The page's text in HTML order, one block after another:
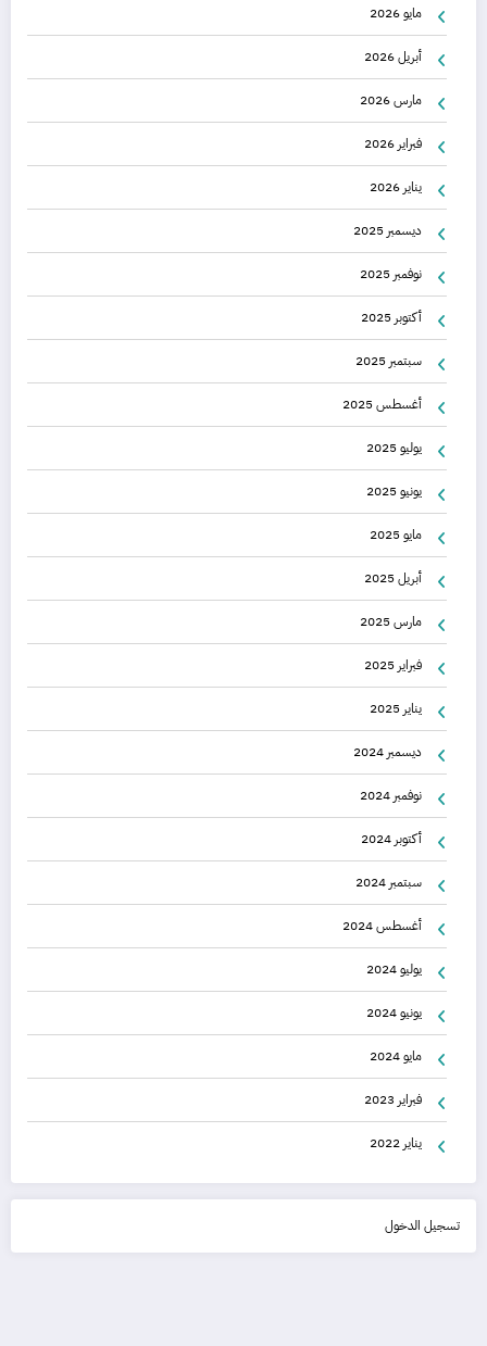
مايو 2026
أبريل 2026
مارس 2026
فبراير 2026
يناير 2026
ديسمبر 2025
نوفمبر 2025
أكتوبر 2025
سبتمبر 2025
أغسطس 2025
يوليو 2025
يونيو 2025
مايو 2025
أبريل 2025
مارس 2025
فبراير 2025
يناير 2025
ديسمبر 2024
نوفمبر 2024
أكتوبر 2024
سبتمبر 2024
أغسطس 2024
يوليو 2024
يونيو 2024
مايو 2024
فبراير 2023
يناير 2022
تسجيل الدخول